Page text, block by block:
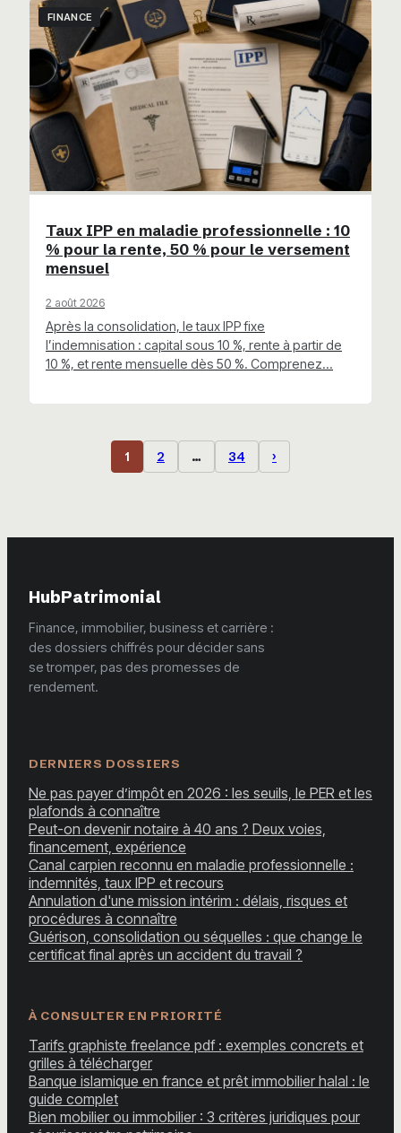
FINANCE
Taux IPP en maladie professionnelle : 10
% pour la rente, 50 % pour le versement
mensuel
2 août 2026
Après la consolidation, le taux IPP fixe
l’indemnisation : capital sous 10 %, rente à partir de
10 %, et rente mensuelle dès 50 %. Comprenez…
1 2 … 34 ›
HubPatrimonial
Finance, immobilier, business et carrière :
des dossiers chiffrés pour décider sans
se tromper, pas des promesses de
rendement.
DERNIERS DOSSIERS
Ne pas payer d’impôt en 2026 : les seuils, le PER et les
plafonds à connaître
Peut-on devenir notaire à 40 ans ? Deux voies,
financement, expérience
Canal carpien reconnu en maladie professionnelle :
indemnités, taux IPP et recours
Annulation d'une mission intérim : délais, risques et
procédures à connaître
Guérison, consolidation ou séquelles : que change le
certificat final après un accident du travail ?
À CONSULTER EN PRIORITÉ
Tarifs graphiste freelance pdf : exemples concrets et
grilles à télécharger
Banque islamique en france et prêt immobilier halal : le
guide complet
Bien mobilier ou immobilier : 3 critères juridiques pour